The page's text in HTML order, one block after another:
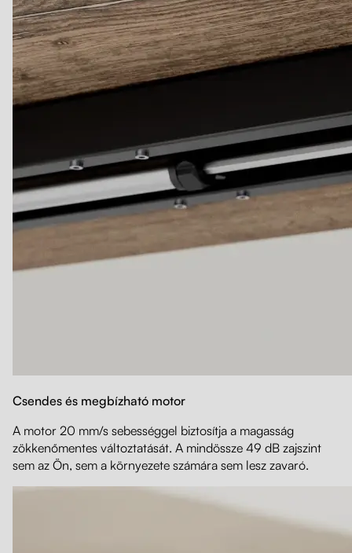
Csendes és megbízható motor
A motor 20 mm/s sebességgel biztosítja a magasság
zökkenőmentes változtatását. A mindössze 49 dB zajszint
sem az Ön, sem a környezete számára sem lesz zavaró.